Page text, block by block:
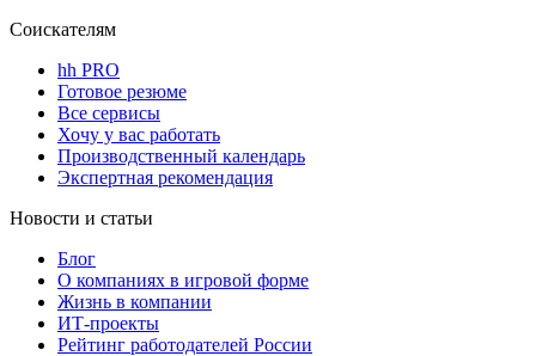
Соискателям
hh PRO
Готовое резюме
Все сервисы
Хочу у вас работать
Производственный календарь
Экспертная рекомендация
Новости и статьи
Блог
О компаниях в игровой форме
Жизнь в компании
ИТ-проекты
Рейтинг работодателей России